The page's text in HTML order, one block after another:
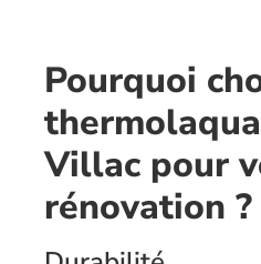
Pourquoi
Villac pour
rénovation ?